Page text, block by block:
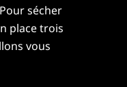
sécher
place trois
vous